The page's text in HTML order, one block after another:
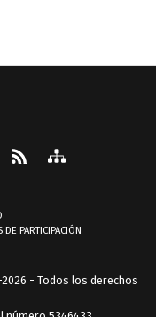
DE PARTICIPACIÓN
- Todos los derechos